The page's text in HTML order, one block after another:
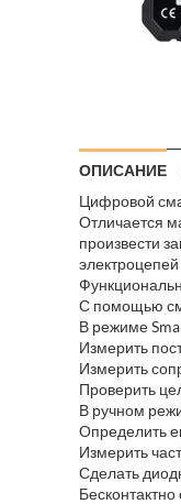
ОПИСАНИЕ
Цифровой
Отличается
произвести
С помощью
В режиме
Измерить
Измерить
Проверить
В ручном
Определить
Измерить
Сделать